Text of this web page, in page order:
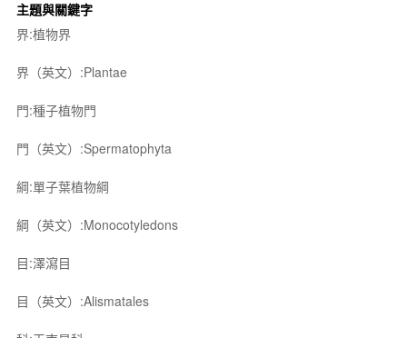
主題與關鍵字
界:植物界
界（英文）:Plantae
門:種子植物門
門（英文）:Spermatophyta
綱:單子葉植物綱
綱（英文）:Monocotyledons
目:澤瀉目
目（英文）:Alismatales